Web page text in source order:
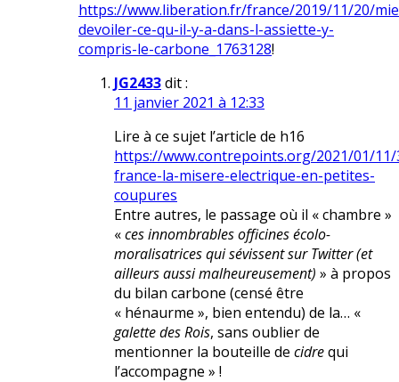
https://www.liberation.fr/france/2019/11/20/
devoiler-ce-qu-il-y-a-dans-l-assiette-y-
compris-le-carbone_1763128!
JG2433dit :
11 janvier 2021 à 12:33
Lire à ce sujet l’article de h16
https://www.contrepoints.org/2021/01/11/
france-la-misere-electrique-en-petites-
coupures
Entre autres, le passage où il « chambre »
«ces innombrables officines écolo-
moralisatrices qui sévissent sur Twitter (et
ailleurs aussi malheureusement) » à propos
du bilan carbone (censé être
« hénaurme », bien entendu) de la… «
galette des Rois, sans oublier de
mentionner la bouteille de cidrequi
l’accompagne » !